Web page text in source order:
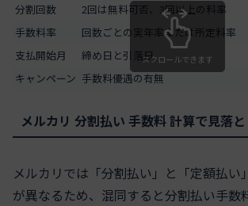
分割回数
2回は無料可否、3回以上の料率
手数料率
回数ごとの実年率または所定料率
支払開始月
締め日と引落日
キャンペーン 手数料優遇の有無
スクロールできます
メルカリ 分割払い 手数料 計算で見落
メルカリでは「分割払い」と「定額払い
が異なるため、混同すると分割払い手数